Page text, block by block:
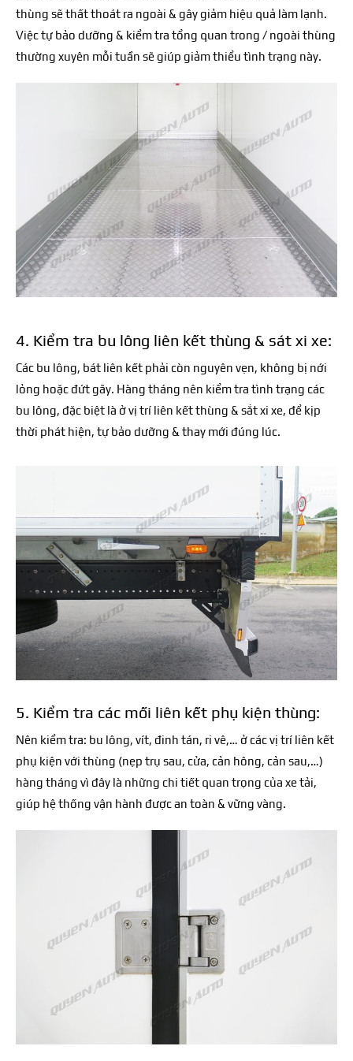
thùng sẽ thất thoát ra ngoài & gây giảm hiệu quả làm lạnh.
Việc tự bảo dưỡng & kiểm tra tổng quan trong / ngoài thùng
thường xuyên mỗi tuần sẽ giúp giảm thiểu tình trạng này.
4. Kiểm tra bu lông liên kết thùng & sát xi xe:
Các bu lông, bát liên kết phải còn nguyên vẹn, không bị nới
lỏng hoặc đứt gãy. Hàng tháng nên kiểm tra tình trạng các
bu lông, đặc biệt là ở vị trí liên kết thùng & sắt xi xe, để kịp
thời phát hiện, tự bảo dưỡng & thay mới đúng lúc.
5. Kiểm tra các mối liên kết phụ kiện thùng:
Nên kiểm tra: bu lông, vít, đinh tán, ri vê,… ở các vị trí liên kết
phụ kiện với thùng (nẹp trụ sau, cửa, cản hông, cản sau,…)
hàng tháng vì đây là những chi tiết quan trọng của xe tải,
giúp hệ thống vận hành được an toàn & vững vàng.